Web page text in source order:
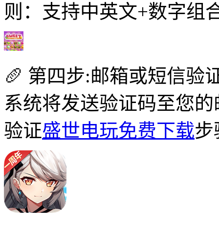
则：支持中英文+数字组
🥖 第四步:邮箱或短信验
系统将发送验证码至您
验证盛世电玩免费下载步